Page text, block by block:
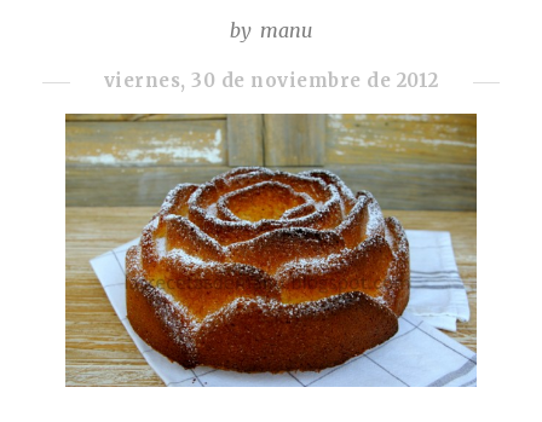
by manu
viernes, 30 de noviembre de 2012